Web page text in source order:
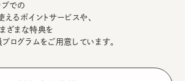
プでの
るポイントサービスや、
ざまな特典を
ログラムをご用意しています。